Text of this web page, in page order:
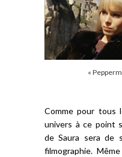
«
Comme pour tous
univers à ce point
de Saura sera de
filmographie.